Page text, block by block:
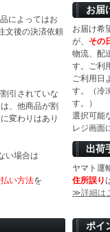
によってはお
文後の決済依頼
引されていな
、他商品が割
変わりはあり
い場合は
い方法を
お届
お届け希
が、 その
物流、配
す。ご利
ご利用日
す。（冷
す。）
選択可能
レジ画面
出荷
ヤマト運
住所誤り
≫詳細は
ポイ